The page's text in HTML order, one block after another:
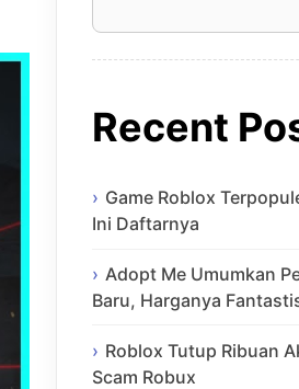
Recent
Game Roblox
Ini Daftarnya
Adopt Me Umumkan
Baru, Harganya
Roblox Tutup Ribuan
Scam Robux